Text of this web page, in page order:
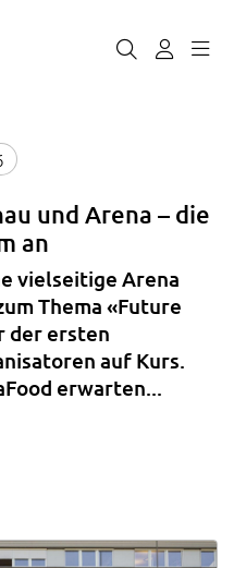
und Arena – die
an
vielseitige Arena
Thema «Future
der ersten
auf Kurs.
erwarten...